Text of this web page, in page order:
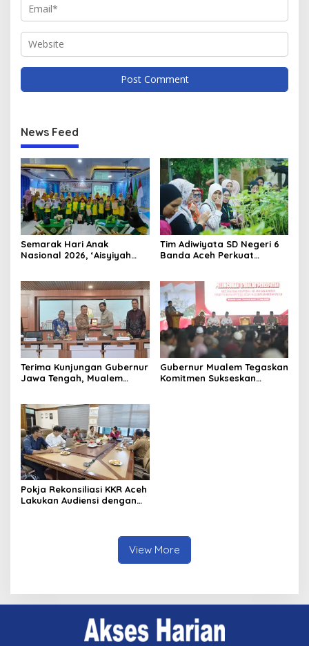
News Feed
Semarak Hari Anak
Nasional 2026, ‘Aisyiyah
Universitas Ahmad Dahlan
Aceh
Tim Adiwiyata SD Negeri 6
Banda Aceh Perkuat
Goes to School”
Terima Kunjungan Gubernur
Jawa Tengah, Mualem
Gubernur Mualem Tegaskan
Komitmen Sukseskan
Pokja Rekonsiliasi KKR Aceh
Lakukan Audiensi dengan
View More